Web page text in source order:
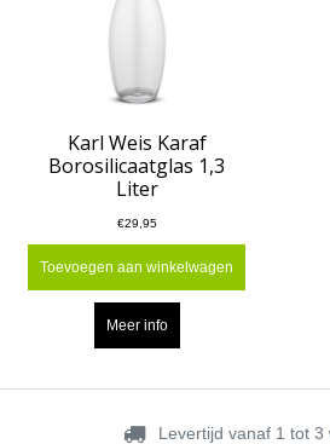
Karl Weis Karaf
Borosilicaatglas 1,3
Liter
€29,95
Toevoegen aan winkelwagen
Meer info
Levertijd vanaf 1 tot 3